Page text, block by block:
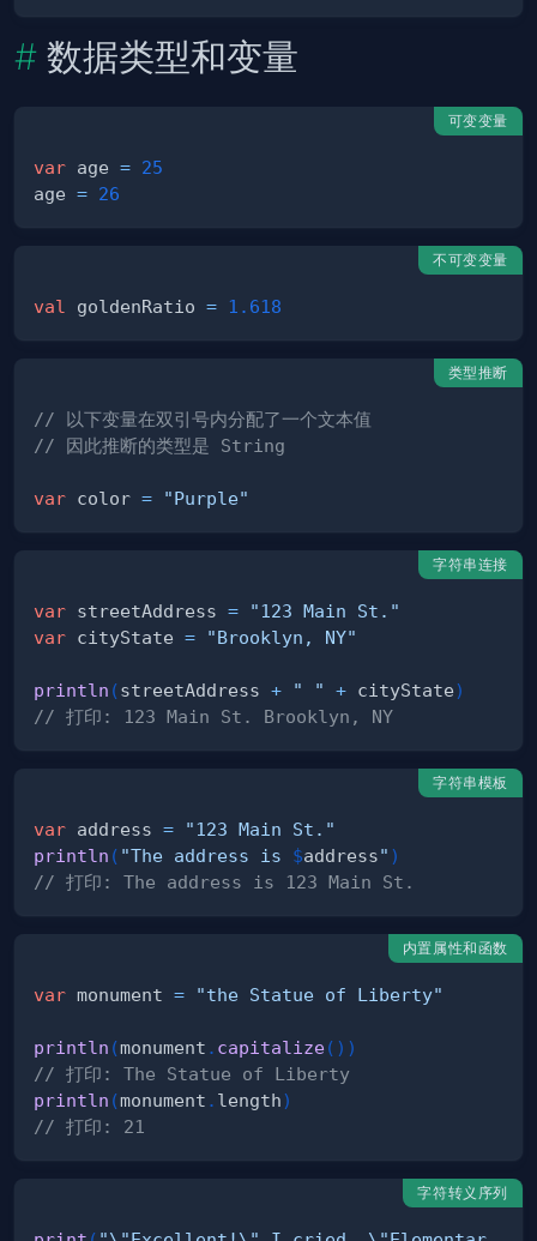
数据类型和变量
可变变量
var age = 25
age = 26
不可变变量
val goldenRatio = 1.618
类型推断
// 以下变量在双引号内分配了一个文本值
// 因此推断的类型是 String
var color = "Purple"
字符串连接
var streetAddress =
"123 Main St."
var cityState = "Brooklyn, NY"
println (streetAddress + " " + cityState)
// 打印: 123 Main St. Brooklyn, NY
字符串模板
var address =
"123 Main St."
println ( "The address is $address" )
// 打印: The address is 123 Main St.
内置属性和函数
var monument = "the Statue of Liberty"
println (monument . capitalize( ) )
// 打印: The Statue of Liberty
println (monument . length)
// 打印: 21
字符转义序列